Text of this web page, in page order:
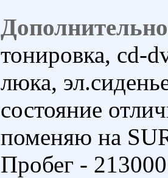
тонировка, cd-
люка,
состояние
поменяю на
Пробег -